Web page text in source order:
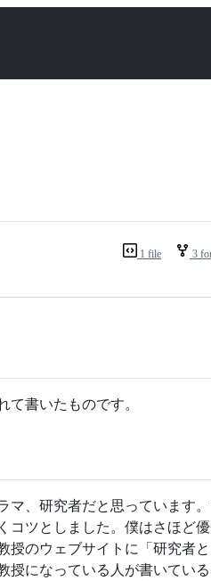
1 file 3
て書いたものです。
マ、研究者だと思っています
ツとしました。僕はさほど
のウェブサイトに「研究者
授になっている人が書いてい